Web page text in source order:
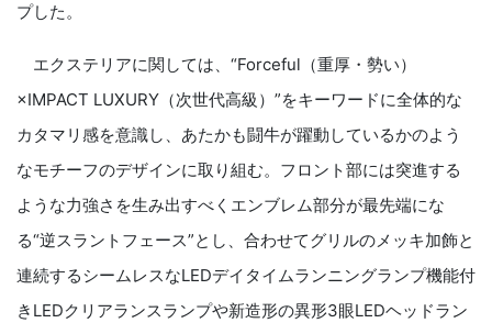
プした。
エクステリアに関しては、“Forceful（重厚・勢い）
×IMPACT LUXURY（次世代高級）”をキーワードに全体的な
カタマリ感を意識し、あたかも闘牛が躍動しているかのよう
なモチーフのデザインに取り組む。フロント部には突進する
ような力強さを生み出すべくエンブレム部分が最先端にな
る“逆スラントフェース”とし、合わせてグリルのメッキ加飾と
連続するシームレスなLEDデイタイムランニングランプ機能付
きLEDクリアランスランプや新造形の異形3眼LEDヘッドラン